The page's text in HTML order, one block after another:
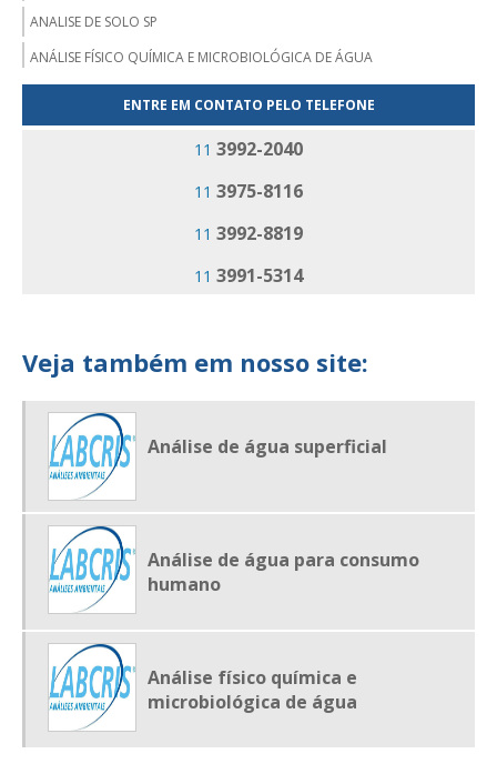
ANALISE DE SOLO SP
ANÁLISE FÍSICO QUÍMICA E MICROBIOLÓGICA DE ÁGUA
ANALISE MICROBIOLÓGICA DE ÁGUA PARA CONSUMO HUMANO
EMPRESA ANÁLISE DE RESÍDUOS
EMPRESA DE ANALISE DE ÁGUA
EMPRESA DE ANALISE DE SOLO
LABORATÓRIO DE ANALISE DE ÁGUA
LABORATÓRIO DE ANÁLISE DE ÁGUA E EFLUENTES
LABORATÓRIO DE ANÁLISE DE EFLUENTES
LABORATÓRIO DE ANALISE DE RESÍDUOS
ENTRE EM CONTATO PELO TELEFONE
11 3992-2040
11 3975-8116
11 3992-8819
11 3991-5314
Veja também em nosso site:
Análise de água superficial
Análise de água para consumo
humano
Análise físico química e
microbiológica de água